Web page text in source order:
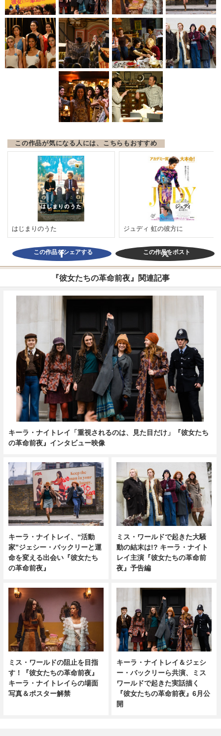
この作品が気になる人には、こちらもおすすめ
はじまりのうた ジュディ 虹の彼方に
この作品をシェアする この作品をポスト
『彼女たちの革命前夜』関連記事
キーラ・ナイトレイ「重視されるのは、見た目だけ」『彼女たち
の革命前夜』インタビュー映像
キーラ・ナイトレイ、“活動
家”ジェシー・バックリーと運
命を変える出会い『彼女たち
の革命前夜』
ミス・ワールドで起きた大騒
動の結末は!? キーラ・ナイト
レイ主演『彼女たちの革命前
夜』予告編
ミス・ワールドの阻止を目指
す！『彼女たちの革命前夜』
キーラ・ナイトレイらの場面
写真＆ポスター解禁
キーラ・ナイトレイ＆ジェシ
ー・バックリーら共演、ミス
ワールドで起きた実話描く
『彼女たちの革命前夜』6月公
開